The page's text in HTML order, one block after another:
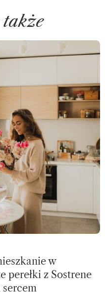
w
perełki z Sostrene
sercem